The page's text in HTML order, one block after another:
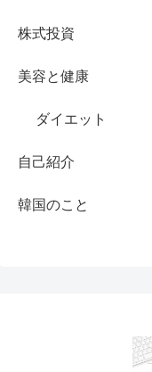
株式投資
美容と健康
ダイエット
自己紹介
韓国のこと